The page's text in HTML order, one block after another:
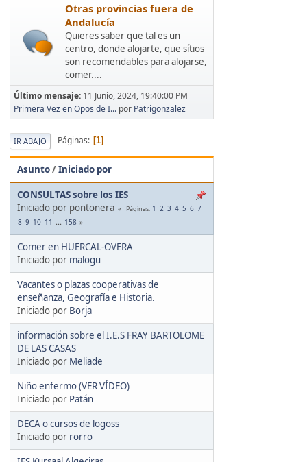
Otras provincias fuera de
Andalucía
Quieres saber que tal es un
centro, donde alojarte, que sítios
son recomendables para alojarse,
comer....
Último mensaje: 11 Junio, 2024, 19:40:00 PM
Primera Vez en Opos de I... por Patrigonzalez
IR ABAJO Páginas 1
Asunto/Iniciado por
CONSULTAS sobre los IES
Iniciado por pontonera
Páginas 1 2 3 4 5 6 7
8 9 10 11 ... 158
Comer en HUERCAL-OVERA
Iniciado por malogu
Vacantes o plazas cooperativas de
enseñanza, Geografía e Historia.
Iniciado por Borja
información sobre el I.E.S FRAY BARTOLOME
DE LAS CASAS
Iniciado por Meliade
Niño enfermo (VER VÍDEO)
Iniciado por Patán
DECA o cursos de logoss
Iniciado por rorro